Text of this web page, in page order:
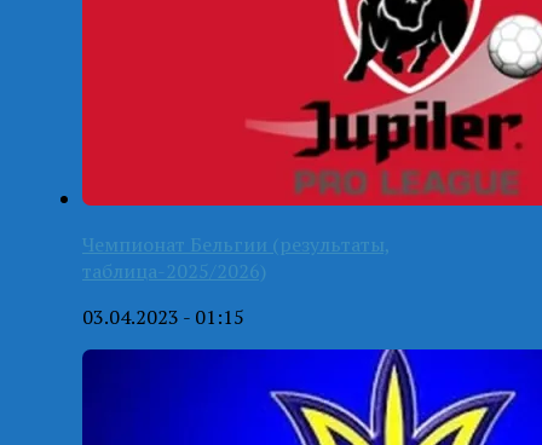
Чемпионат Бельгии (результаты,
таблица-2025/2026)
03.04.2023 - 01:15